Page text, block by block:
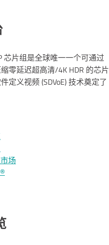
芯片组是全球唯一一个可通过
零延迟超高清/4K HDR 的芯片
定义视频 (SDVoE) 技术奠定了
场